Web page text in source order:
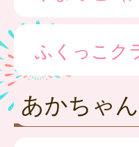
ふくっこク
あかちゃ